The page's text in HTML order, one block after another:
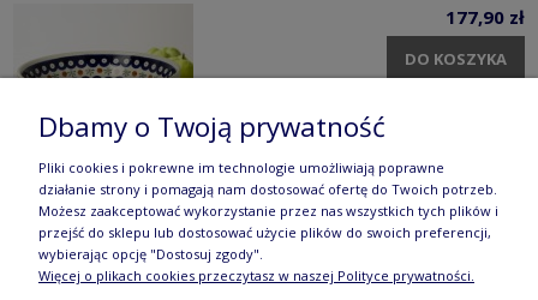
177,90 zł
DO KOSZYKA
Miska V 2,25 L Bolesławiec gu985dek41
255,90 zł
Dbamy o Twoją prywatność
Pliki cookies i pokrewne im technologie umożliwiają poprawne
działanie strony i pomagają nam dostosować ofertę do Twoich potrzeb.
Możesz zaakceptować wykorzystanie przez nas wszystkich tych plików i
przejść do sklepu lub dostosować użycie plików do swoich preferencji,
wybierając opcję "Dostosuj zgody".
Więcej o plikach cookies przeczytasz w naszej Polityce prywatności.